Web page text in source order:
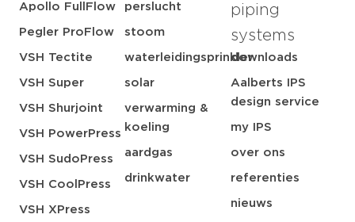
Apollo FullFlow
Pegler ProFlow
VSH Tectite
VSH Super
VSH Shurjoint
VSH PowerPress
VSH SudoPress
VSH CoolPress
VSH XPress
perslucht
stoom
waterleidingsprinkler
solar
verwarming &
koeling
aardgas
drinkwater
piping
systems
downloads
Aalberts IPS
design service
my IPS
over ons
referenties
nieuws